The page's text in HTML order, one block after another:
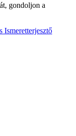
gondoljon a
Ismeretterjesztő